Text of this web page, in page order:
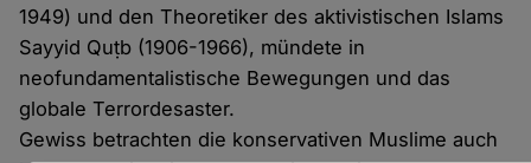
1949) und den Theoretiker des aktivistischen Islams
Sayyid Quṭb (1906-1966), mündete in
neofundamentalistische Bewegungen und das
globale Terrordesaster.
Gewiss betrachten die konservativen Muslime auch